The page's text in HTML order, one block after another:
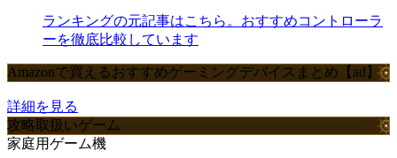
ランキングの元記事はこちら。おすすめコントローラ
ーを徹底比較しています
Amazonで買えるおすすめゲーミングデバイスまとめ【ad】
詳細を見る
攻略取扱いゲーム
家庭用ゲーム機